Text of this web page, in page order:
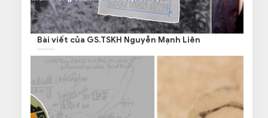
Bài viết của GS.TSKH Nguyễn Mạnh Liên